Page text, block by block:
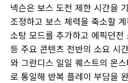
넥슨은 보스 도전 제한 시간을
조정하고 보스 체력을 축소할
소탕 모드를 추가하고 에픽던전
등 주요 콘텐츠 전반의 소요 시
와 그란디스 일일 퀘스트의 몬
로 통일해 반복 플레이 부담을